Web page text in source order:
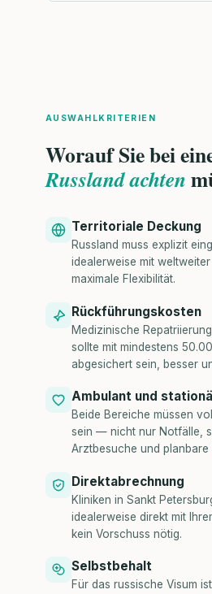
AUSWAHLKRITERIEN
Worauf Sie bei
Russland achten
Territoriale Deckung
Russland muss explizit
idealerweise mit
maximale Flexibilität.
Rückführungskosten
Medizinische
sollte mit mindestens
abgesichert sein, besser
Ambulant und
Beide Bereiche müssen
sein — nicht nur Notfälle,
Arztbesuche und planbare
Direktabrechnung
Kliniken in Sankt
idealerweise direkt mit
kein Vorschuss nötig.
Selbstbehalt
Für das russische Visum